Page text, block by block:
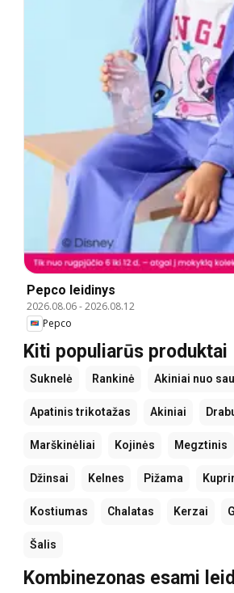
Pepco leidinys
2026.08.06-2026.08.12
Pepco
Kiti populiarūs produktai
Suknelė Rankinė Akiniai nuo
Apatinis trikotažas Akiniai
Marškinėliai Kojinės Megztinis
Džinsai Kelnes Pižama
Kostiumas Chalatas Kerzai
Šalis
Kombinezonas esami